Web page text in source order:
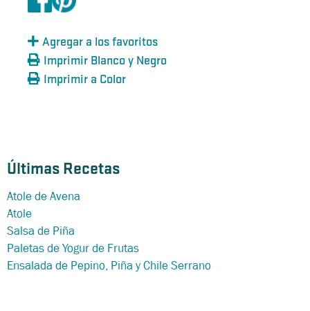
Últimas Recetas
Atole de Avena
Atole
Salsa de Piña
Paletas de Yogur de Frutas
Ensalada de Pepino, Piña y Chile Serrano
Agregar a los favoritos
Imprimir Blanco y Negro
Imprimir a Color